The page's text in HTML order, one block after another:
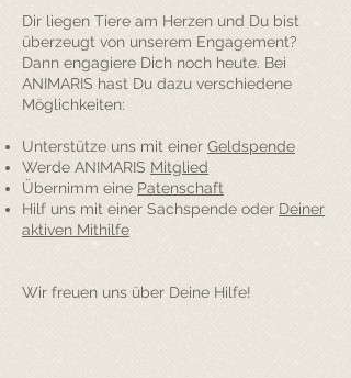
Dir liegen Tiere am Herzen und Du bist
überzeugt von unserem Engagement?
Dann engagiere Dich noch heute. Bei
ANIMARIS hast Du dazu verschiedene
Möglichkeiten:
Unterstütze uns mit einer Geldspende
Werde ANIMARIS Mitglied
Übernimm eine Patenschaft
Hilf uns mit einer Sachspende oder Deiner
aktiven Mithilfe
Wir freuen uns über Deine Hilfe!